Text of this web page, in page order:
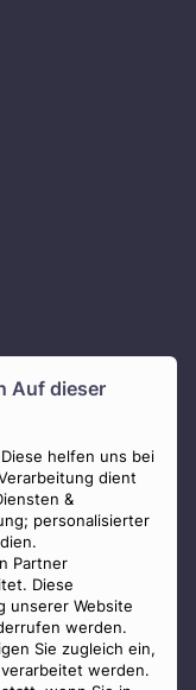
Auf dieser
helfen uns bei
dient
&
personalisierter
Partner
Diese
unserer Website
werden.
Sie zugleich ein,
werden.